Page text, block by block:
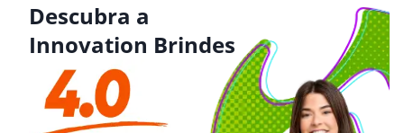
Descubra a
Innovation Brindes